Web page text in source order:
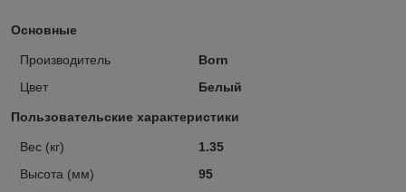
Основные
Производитель
Born
Цвет
Белый
Пользовательские характеристики
Вес (кг)
1.35
Высота (мм)
95